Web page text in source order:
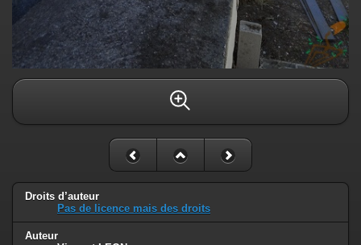
Droits d’auteur
Pas de licence mais des droits
Auteur